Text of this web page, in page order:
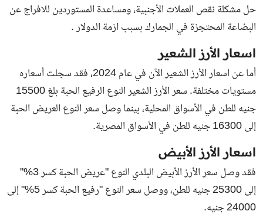
حل مشكلة نقص العملات الأجنبية، ومساعدة المستوردين للافراج عن
البضاعة المحتجزة في الجمارك بسبب ازمة الدولار .
اسعار الأرز الشعير
أما عن اسعار الأرز الشعير الآن في عام 2024، فقد سجلت أسعاره
مستويات مختلفة. سعر الأرز الشعير النوع الرفيع الحبة بلغ 15500
جنيه للطن في الأسواق المحلية، بينما وصل سعر النوع العريض الحبة
إلى 16300 جنيه للطن في الأسواق المصرية.
اسعار الأرز الأبيض
فقد وصل سعر الأرز الأبيض البلدي النوع "عريض الحبة كسر 3%"
إلى 25300 جنيه للطن، ووصل سعر النوع "رفيع الحبة كسر 5%" إلى
24000 جنيه.